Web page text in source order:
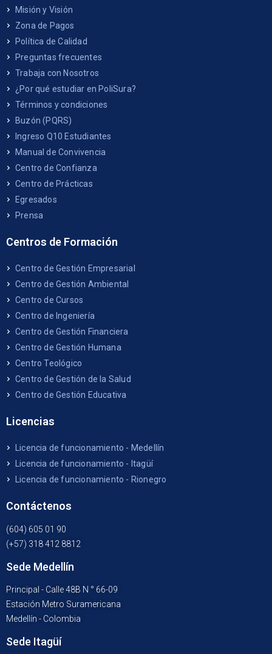
Misión y Visión
Zona de Pagos
Política de Calidad
Preguntas frecuentes
Trabaja con Nosotros
¿Por qué estudiar en PoliSura?
Términos y condiciones
Buzón (PQRS)
Ingreso Q10 Estudiantes
Manual de Convivencia
Centro de Confianza
Centro de Prácticas
Egresados
Prensa
Centros de Formación
Centro de Gestión Empresarial
Centro de Gestión Ambiental
Centro de Cursos
Centro de Ingeniería
Centro de Gestión Financiera
Centro de Gestión Humana
Centro Teológico
Centro de Gestión de la Salud
Centro de Gestión Educativa
Licencias
Licencia de funcionamiento - Medellín
Licencia de funcionamiento - Itagüí
Licencia de funcionamiento - Rionegro
Contáctenos
(604) 605 01 90
(+57) 318 412 8812
Sede Medellín
Principal - Calle 48B N ° 66-09
Estación Metro Suramericana
Medellín - Colombia
Sede Itagüí